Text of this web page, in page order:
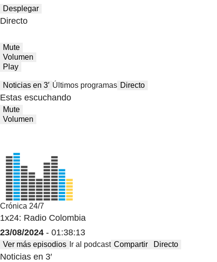
Desplegar
Directo
Mute
Volumen
Play
Noticias en 3′ Últimos programas Directo
Estas escuchando
Mute
Volumen
Crónica 24/7
1x24: Radio Colombia
23/08/2024 - 01:38:13
Ver más episodios Ir al podcast Compartir Directo
Noticias en 3′